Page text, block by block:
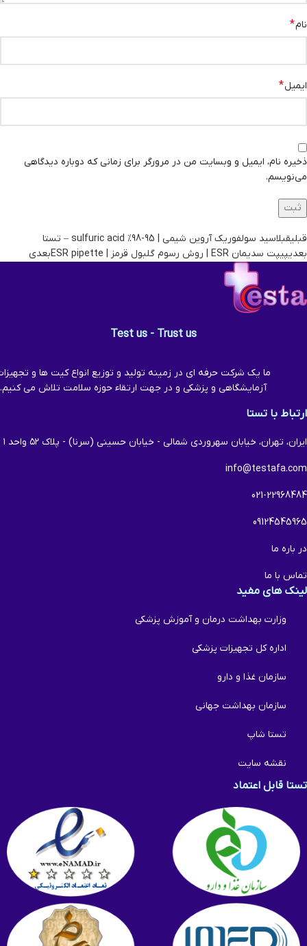
نام*
ایمیل*
ذخیره نام، ایمیل و وبسایت من در مرورگر برای زمانی که دوباره دیدگاهی
می‌نویسم.
قبلیقبلاسید سولفوریک آروین شیمی | 95-98% sulfuric acid – تستا
بعدیپیپت سدیمان ESR | روش رسوم گلبول قرمز | ESR pipette بعدی
Test us - Trust us
ما یک شرکت حرفه ای در زمینه تولید و توزیع انواع کیت ها و
آزمایشگاهی و پزشکی و در جهت ارتقاء حوزه سلامت تلاش می کنیم.
ارتباط با تستا
ایران، تهران، خیابان سهروردی شمالی - خیابان حسینی (سرنا) - پلاک ۵۲ واحد ۱
info@testafa.com
021-22968484
09124545965
در باره ما
تماس با ما
لینک های مفید
وزارت بهداشت درمان و آموزش پزشکی
اداره کل تجهیزات پزشکی
سازمان غذا و دارو
سازمان بهداشت جهانی
تستا شاپ
نقشه سایت
تستا قابل اعتماد